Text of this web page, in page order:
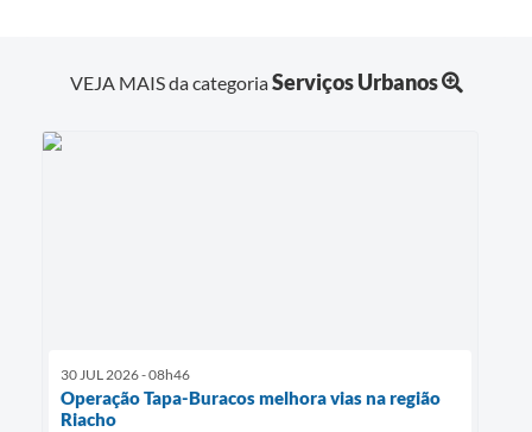
VEJA MAIS da categoriaServiços Urbanos
30 JUL 2026 - 08h46
Operação Tapa-Buracos melhora vias na região
Riacho